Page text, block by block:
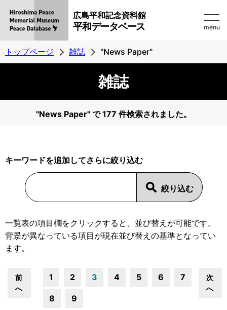
広島平和記念資料館
平和データベース menu
トップページ 雑誌 "News Paper"
雑誌
"News Paper" で 177 件検索されました。
キーワードを追加してさらに絞り込む
一覧表の項目欄をクリックすると、並び替えが可能です。
背景が異なっている項目が現在並び替えの基準となってい
ます。
前
へ
1 2 3 4 5 6 7
8 9
次
へ